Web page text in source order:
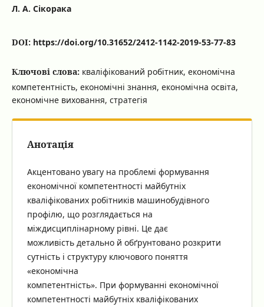
Л. А. Сікорака
DOI: https://doi.org/10.31652/2412-1142-2019-53-77-83
Ключові слова: кваліфікований робітник, економічна
компетентність, економічні знання, економічна освіта,
економічне виховання, стратегія
Анотація
Акцентовано увагу на проблемі формування
економічної компетентності майбутніх
кваліфікованих робітників машинобудівного
профілю, що розглядається на
міждисциплінарному рівні. Це дає
можливість детально й обґрунтовано розкрити
сутність і структуру ключового поняття
«економічна
компетентність». При формуванні економічної
компетентності майбутніх кваліфікованих